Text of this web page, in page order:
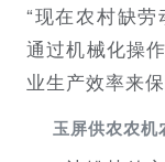
“现在农村缺劳
通过机械化操
业生产效率来
玉屏供农农机